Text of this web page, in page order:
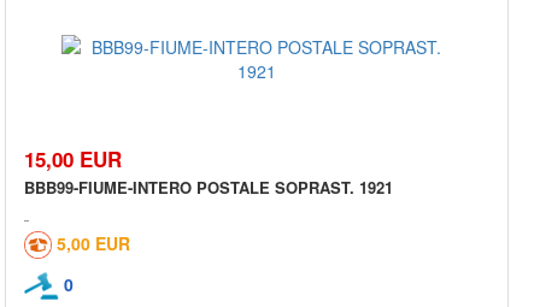
15,00 EUR
BBB99-FIUME-INTERO POSTALE SOPRAST. 1921
5,00 EUR
0